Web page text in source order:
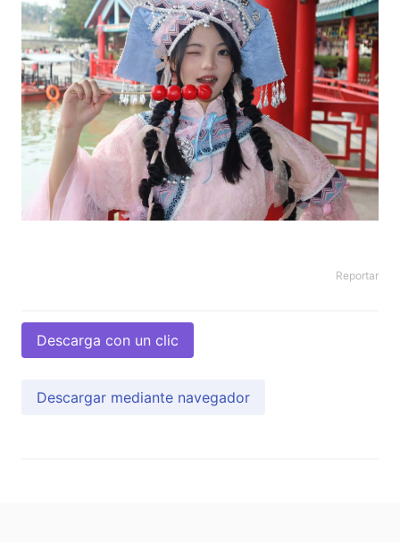
Reportar
Descarga con un clic
Descargar mediante navegador